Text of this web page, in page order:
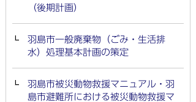
（後期計画）
羽島市一般廃棄物（ごみ・生活排
水）処理基本計画の策定
羽島市被災動物救援マニュアル・羽
島市避難所における被災動物救援マ